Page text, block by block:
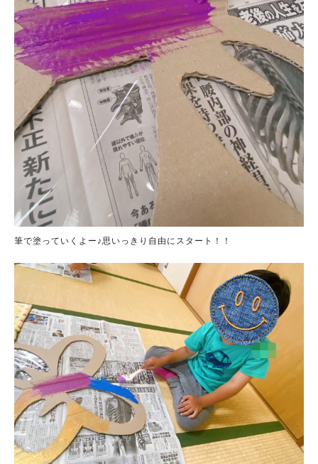
筆で塗っていくよー♪思いっきり自由にスタート！！